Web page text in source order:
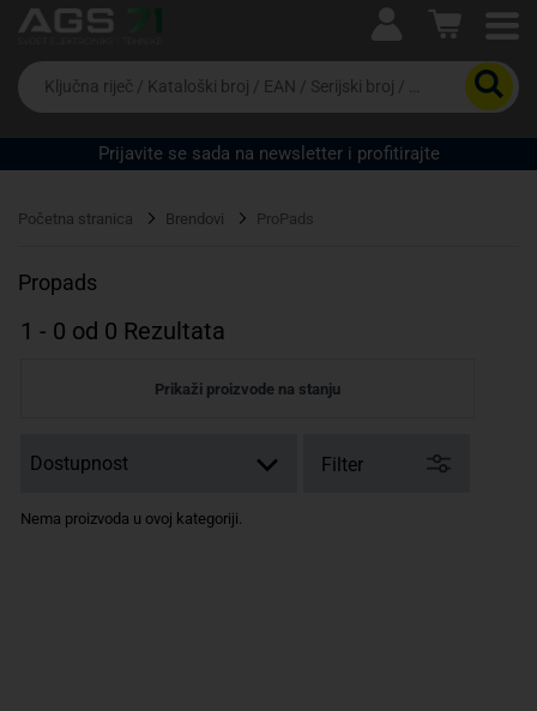
Ova postavka prilagođava asortiman proizvoda i
cijene vašim potrebama.
Da
biste
potražili
proizvod,
unesite
riječ,
EAN
serijski
Prijavite se sada na newsletter i profitirajte
Početna stranica Brendovi ProPads
Propads
1 - 0 od 0 Rezultata
Prikaži proizvode na stanju
Filter
Nema proizvoda u ovoj kategoriji.